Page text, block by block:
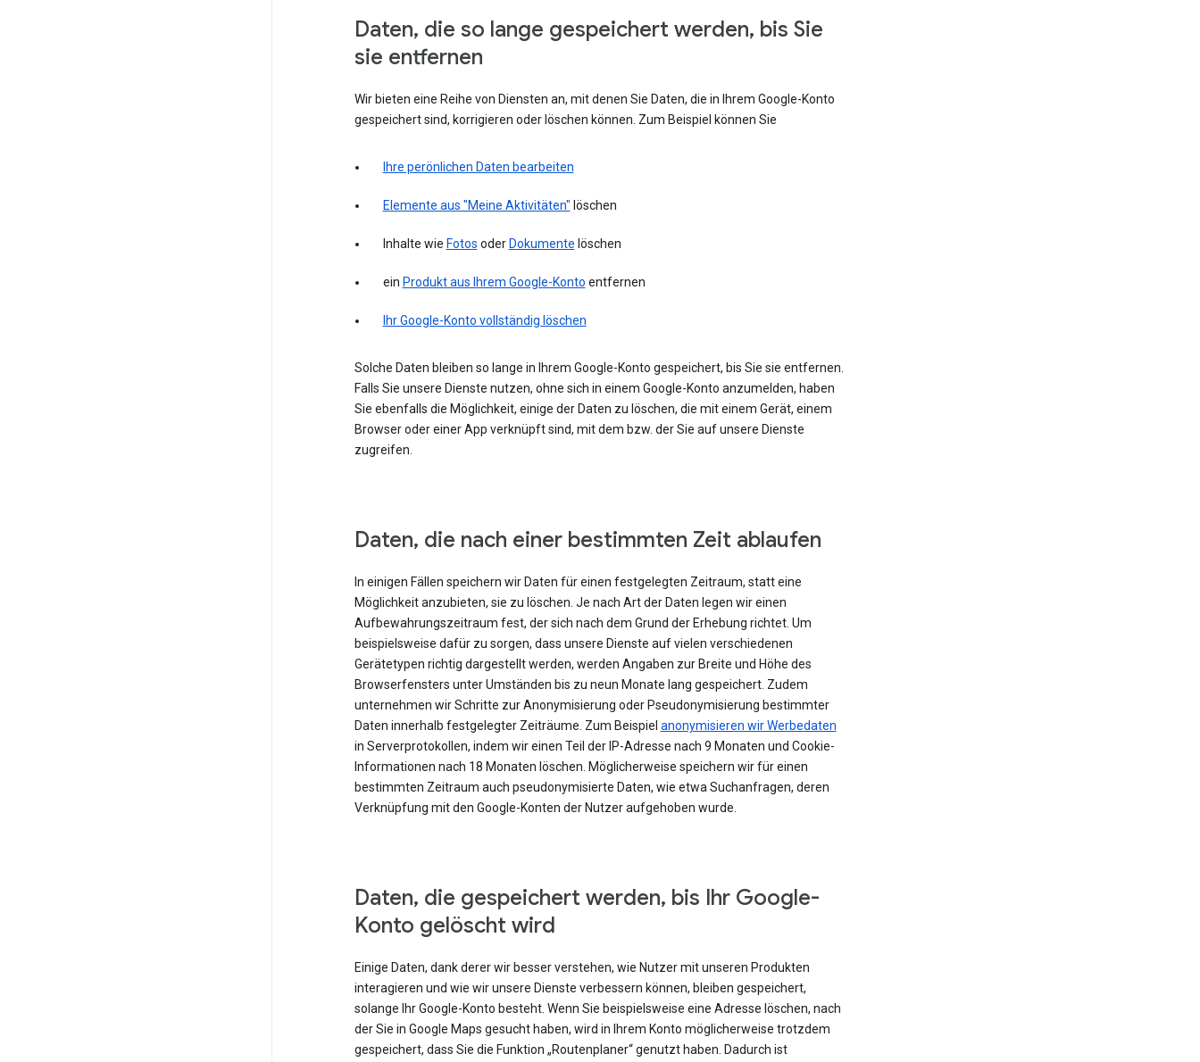
Daten, die so lange gespeichert werden, bis Sie
sie entfernen
Wir bieten eine Reihe von Diensten an, mit denen Sie Daten, die in Ihrem Google-Konto
gespeichert sind, korrigieren oder löschen können. Zum Beispiel können Sie
Ihre perönlichen Daten bearbeiten
Elemente aus "Meine Aktivitäten" löschen
Inhalte wie Fotos oder Dokumente löschen
ein Produkt aus Ihrem Google-Konto entfernen
Ihr Google-Konto vollständig löschen
Solche Daten bleiben so lange in Ihrem Google-Konto gespeichert, bis Sie sie entfernen.
Falls Sie unsere Dienste nutzen, ohne sich in einem Google-Konto anzumelden, haben
Sie ebenfalls die Möglichkeit, einige der Daten zu löschen, die mit einem Gerät, einem
Browser oder einer App verknüpft sind, mit dem bzw. der Sie auf unsere Dienste
zugreifen.
Daten, die nach einer bestimmten Zeit ablaufen
In einigen Fällen speichern wir Daten für einen festgelegten Zeitraum, statt eine
Möglichkeit anzubieten, sie zu löschen. Je nach Art der Daten legen wir einen
Aufbewahrungszeitraum fest, der sich nach dem Grund der Erhebung richtet. Um
beispielsweise dafür zu sorgen, dass unsere Dienste auf vielen verschiedenen
Gerätetypen richtig dargestellt werden, werden Angaben zur Breite und Höhe des
Browserfensters unter Umständen bis zu neun Monate lang gespeichert. Zudem
unternehmen wir Schritte zur Anonymisierung oder Pseudonymisierung bestimmter
Daten innerhalb festgelegter Zeiträume. Zum Beispiel anonymisieren wir Werbedaten
in Serverprotokollen, indem wir einen Teil der IP-Adresse nach 9 Monaten und Cookie-
Informationen nach 18 Monaten löschen. Möglicherweise speichern wir für einen
bestimmten Zeitraum auch pseudonymisierte Daten, wie etwa Suchanfragen, deren
Verknüpfung mit den Google-Konten der Nutzer aufgehoben wurde.
Daten, die gespeichert werden, bis Ihr Google-
Konto gelöscht wird
Einige Daten, dank derer wir besser verstehen, wie Nutzer mit unseren Produkten
interagieren und wie wir unsere Dienste verbessern können, bleiben gespeichert,
solange Ihr Google-Konto besteht. Wenn Sie beispielsweise eine Adresse löschen, nach
der Sie in Google Maps gesucht haben, wird in Ihrem Konto möglicherweise trotzdem
gespeichert, dass Sie die Funktion „Routenplaner“ genutzt haben. Dadurch ist